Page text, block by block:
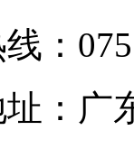
：
：广